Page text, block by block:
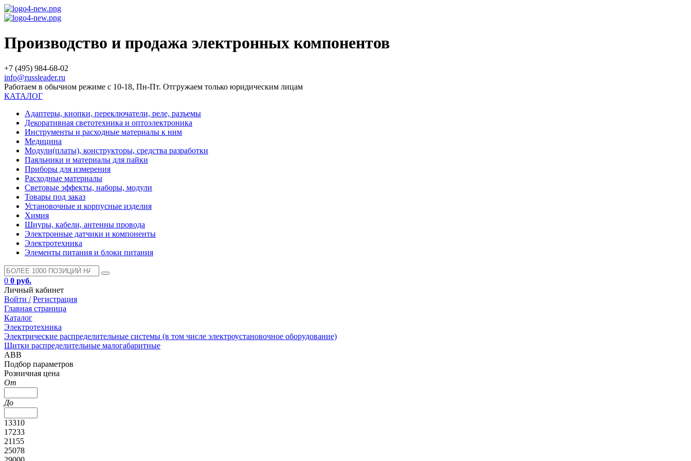
Производство и продажа электронных компонентов
+7 (495) 984-68-02
info@russleader.ru
Работаем в обычном режиме с 10-18, Пн-Пт. Отгружаем только юридическим лицам
КАТАЛОГ
Адаптеры, кнопки, переключатели, реле, разъемы
Декоративная светотехника и оптоэлектроника
Инструменты и расходные материалы к ним
Медицина
Модули(платы), конструкторы, средства разработки
Паяльники и материалы для пайки
Приборы для измерения
Расходные материалы
Световые эффекты, наборы, модули
Товары под заказ
Установочные и корпусные изделия
Химия
Шнуры, кабели, антенны провода
Электронные датчики и компоненты
Электротехника
Элементы питания и блоки питания
0 0 руб.
Личный кабинет
Войти / Регистрация
Главная страница
Каталог
Электротехника
Электрические распределительные системы (в том числе электроустановочное оборудование)
Щитки распределительные малогабаритные
ABB
Подбор параметров
Розничная цена
От
До
13310
17233
21155
25078